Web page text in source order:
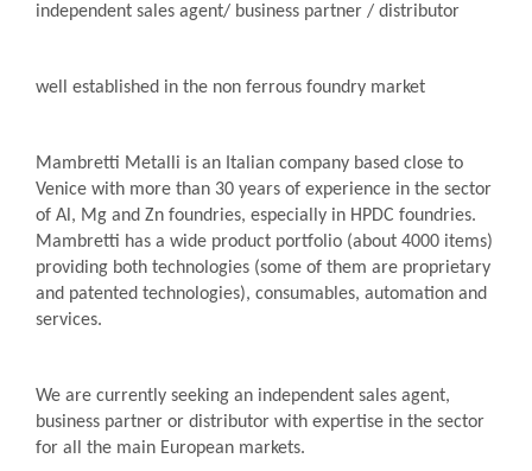
independent sales agent/ business partner / distributor
well established in the non ferrous foundry market
Mambretti Metalli is an Italian company based close to
Venice with more than 30 years of experience in the sector
of Al, Mg and Zn foundries, especially in HPDC foundries.
Mambretti has a wide product portfolio (about 4000 items)
providing both technologies (some of them are proprietary
and patented technologies), consumables, automation and
services.
We are currently seeking an independent sales agent,
business partner or distributor with expertise in the sector
for all the main European markets.